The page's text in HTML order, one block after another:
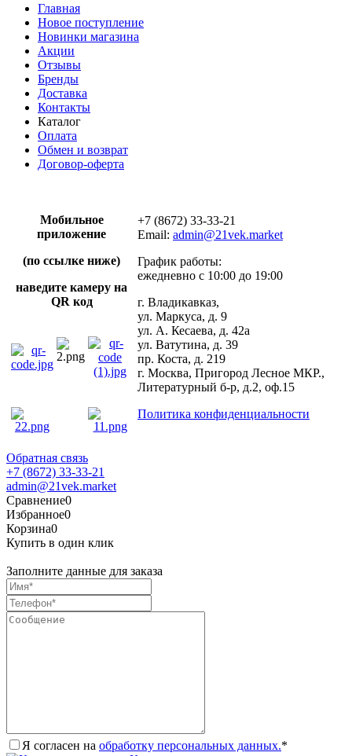
Главная
Новое поступление
Новинки магазина
Акции
Отзывы
Бренды
Доставка
Контакты
Каталог
Оплата
Обмен и возврат
Договор-оферта
Мобильное
приложение
(по ссылке ниже)
наведите камеру на
QR код
+7 (8672) 33-33-21
Email: admin@21vek.market
График работы:
ежедневно с 10:00 до 19:00
г. Владикавказ,
ул. Маркуса, д. 9
ул. А. Кесаева, д. 42а
ул. Ватутина, д. 39
пр. Коста, д. 219
г. Москва, Пригород Лесное МКР.,
Литературный б-р, д.2, оф.15
Политика конфиденциальности
Обратная связь
+7 (8672) 33-33-21
admin@21vek.market
Сравнение0
Избранное0
Корзина0
Купить в один клик
Заполните данные для заказа
Я согласен на обработку персональных данных.*